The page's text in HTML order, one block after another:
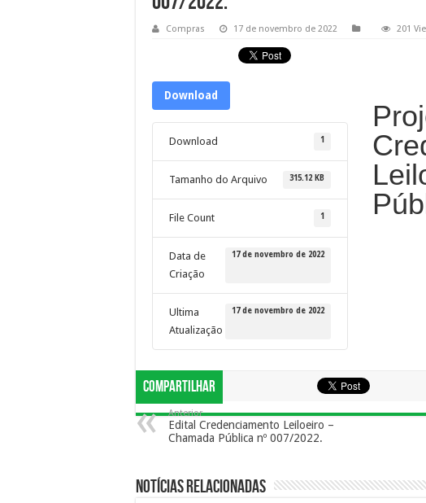
Compras 17 de novembro de 2022 201
Download
Download 1
Tamanho do Arquivo 315.12 KB
File Count 1
Data de
Criação
17 de novembro de 2022
Ultima
Atualização
17 de novembro de 2022
Compartilhar
Anterior
Edital Credenciamento Leiloeiro –
Chamada Pública nº 007/2022.
Notícias Relacionadas